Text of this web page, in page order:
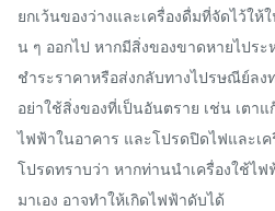
ยกเว้นของว่างและเครื่องดื่มที่จัดไว้ใ
น ๆ ออกไป หากมีสิ่งของขาดหายไประ
ชำระราคาหรือส่งกลับทางไปรษณีย์ลง
อย่าใช้สิ่งของที่เป็นอันตราย เช่น เตา
ไฟฟ้าในอาคาร และโปรดปิดไฟและเ
โปรดทราบว่า หากท่านนำเครื่องใช้ไฟ
มาเอง อาจทำให้เกิดไฟฟ้าดับได้